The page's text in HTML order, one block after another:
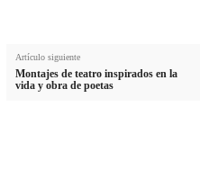
Artículo siguiente
Montajes de teatro inspirados en la
vida y obra de poetas